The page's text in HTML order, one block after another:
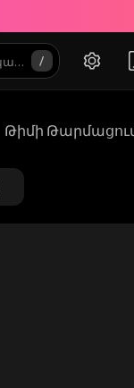
Թիմի